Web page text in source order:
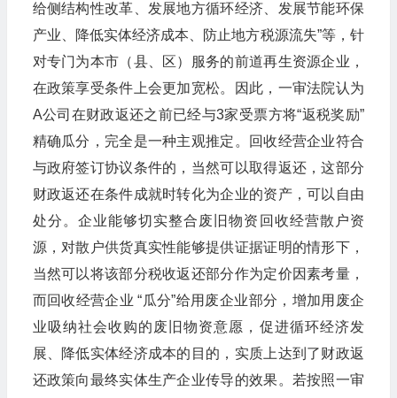
给侧结构性改革、发展地方循环经济、发展节能环保
产业、降低实体经济成本、防止地方税源流失”等，针
对专门为本市（县、区）服务的前道再生资源企业，
在政策享受条件上会更加宽松。因此，一审法院认为
A公司在财政返还之前已经与3家受票方将“返税奖励”
精确瓜分，完全是一种主观推定。回收经营企业符合
与政府签订协议条件的，当然可以取得返还，这部分
财政返还在条件成就时转化为企业的资产，可以自由
处分。企业能够切实整合废旧物资回收经营散户资
源，对散户供货真实性能够提供证据证明的情形下，
当然可以将该部分税收返还部分作为定价因素考量，
而回收经营企业 “瓜分”给用废企业部分，增加用废企
业吸纳社会收购的废旧物资意愿，促进循环经济发
展、降低实体经济成本的目的，实质上达到了财政返
还政策向最终实体生产企业传导的效果。若按照一审